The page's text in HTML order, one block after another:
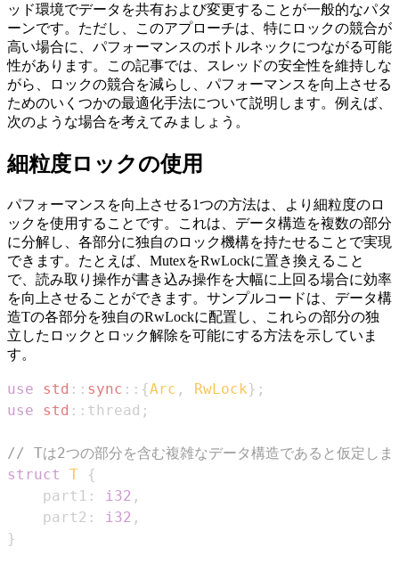
ッド環境でデータを共有および変更することが一般的なパタ
ーンです。ただし、このアプローチは、特にロックの競合が
高い場合に、パフォーマンスのボトルネックにつながる可能
性があります。この記事では、スレッドの安全性を維持しな
がら、ロックの競合を減らし、パフォーマンスを向上させる
ためのいくつかの最適化手法について説明します。例えば、
次のような場合を考えてみましょう。
細粒度ロックの使用
パフォーマンスを向上させる1つの方法は、より細粒度のロ
ックを使用することです。これは、データ構造を複数の部分
に分解し、各部分に独自のロック機構を持たせることで実現
できます。たとえば、MutexをRwLockに置き換えること
で、読み取り操作が書き込み操作を大幅に上回る場合に効率
を向上させることができます。サンプルコードは、データ構
造Tの各部分を独自のRwLockに配置し、これらの部分の独
立したロックとロック解除を可能にする方法を示していま
す。
use std :: sync :: {Arc , RwLock} ;
use
std :: thread ;
// Tは2つの部分を含む複雑なデータ構造であると仮定しま
struct
T
{
    part1
: i32 ,
    part2
: i32 ,
}